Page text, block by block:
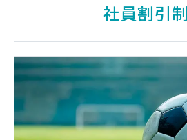
社員割引